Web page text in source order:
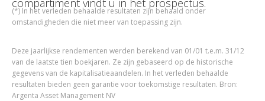
compartiment vindt u in het prospectus.
(*) In het verleden behaalde resultaten zijn behaald onder
omstandigheden die niet meer van toepassing zijn.
Deze jaarlijkse rendementen werden berekend van 01/01 t.e.m. 31/12
van de laatste tien boekjaren. Ze zijn gebaseerd op de historische
gegevens van de kapitalisatieaandelen. In het verleden behaalde
resultaten bieden geen garantie voor toekomstige resultaten. Bron:
Argenta Asset Management NV